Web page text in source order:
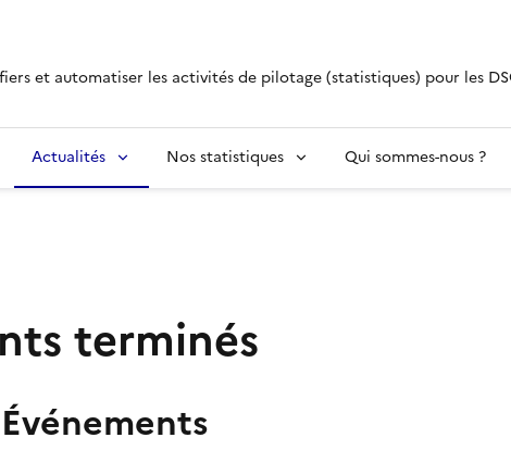
et automatiser les activités de pilotage (statistiques) pour les
Actualités Nos statistiques Qui sommes-nous ?
terminés
Événements